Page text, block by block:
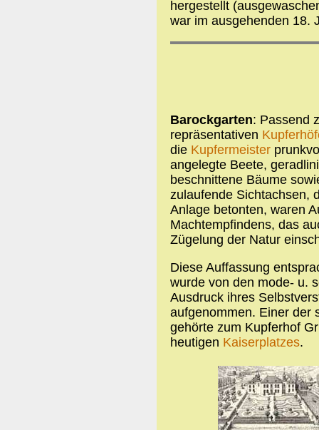
hergestellt
war im ausgehenden 18.
Barockgarten: Passend
repräsentativen
die Kupfermeister
angelegte Beete,
beschnittene Bäume
zulaufende Sichtachsen,
Anlage betonten, waren
Machtempfindens, das
Zügelung der Natur
Diese Auffassung
wurde von den mode- u.
Ausdruck ihres
aufgenommen. Einer der
gehörte zum Kupferhof
heutigen Kaiserplatzes.